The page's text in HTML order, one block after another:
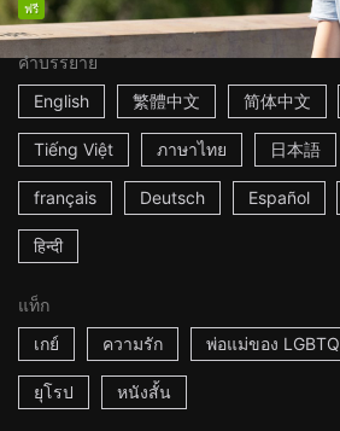
ฟรี
คำบรรยาย
English
繁體中文 简体中文
Tiếng Việt ภาษาไทย 日本語
français Deutsch Español
हिन्दी
แท็ก
เกย์
ความรัก พ่อแม่ของ LGBTQ
ยุโรป หนังสั้น